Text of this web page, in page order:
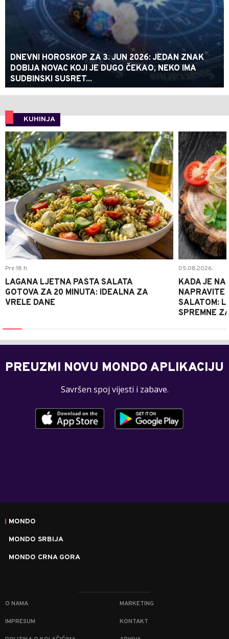
DNEVNI HOROSKOP ZA 3. JUN 2026: JEDAN ZNAK
DOBIJA NOVAC KOJI JE DUGO ČEKAO, NEKO IMA
SUDBINSKI SUSRET...
KUHINJA
0
Pre 18 h
LAGANA LJETNA PASTA SALATA
GOTOVA ZA 20 MINUTA: IDEALNA ZA
VRELE DANE
05.08.2026.
KADA JE
NAPRAVITE
SALATOM:
SPREMNE
PREUZMI NOVU MONDO APLIKACIJU
Savršen spoj vijesti i zabave.
MONDO
MONDO SRBIJA
MONDO CRNA GORA
O NAMA MARKETING
IMPRESUM KONTAKT